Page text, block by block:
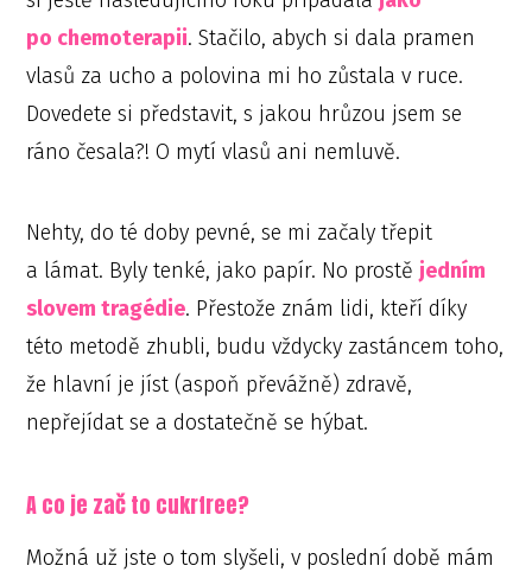
po chemoterapii. Stačilo, abych si dala pramen
vlasů za ucho a polovina mi ho zůstala v ruce.
Dovedete si představit, s jakou hrůzou jsem se
ráno česala?! O mytí vlasů ani nemluvě.
Nehty, do té doby pevné, se mi začaly třepit
a lámat. Byly tenké, jako papír. No prostě jedním
slovem tragédie. Přestože znám lidi, kteří díky
této metodě zhubli, budu vždycky zastáncem toho,
že hlavní je jíst (aspoň převážně) zdravě,
nepřejídat se a dostatečně se hýbat.
A co je zač to cukrfree?
Možná už jste o tom slyšeli, v poslední době mám